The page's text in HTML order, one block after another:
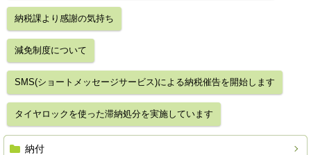
納税課より感謝の気持ち
減免制度について
SMS(ショートメッセージサービス)による納税催告を開始します
タイヤロックを使った滞納処分を実施しています
納付